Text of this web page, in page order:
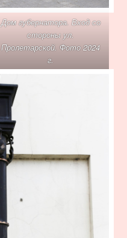
Дом губернатора. Вход со
стороны ул.
Пролетарской. Фото 2024
г.